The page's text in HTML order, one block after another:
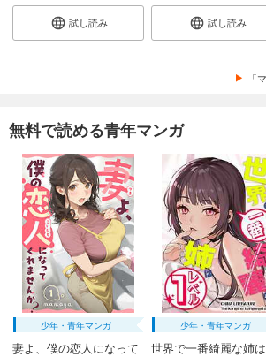
試し読み 試し読み
「
無料で読める青年マンガ
少年・青年マンガ
妻よ、僕の恋人になって
少年・青年マンガ
世界で一番綺麗な姉